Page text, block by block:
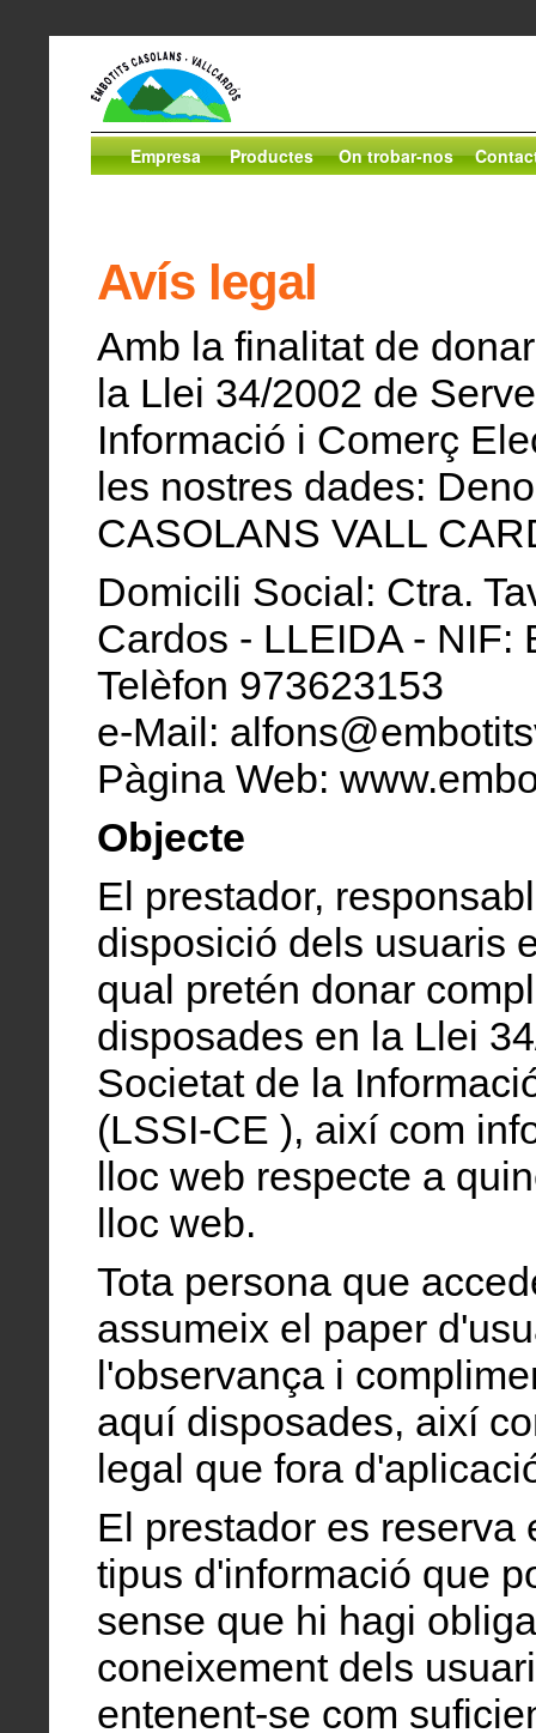
Empresa Productes On trobar-nos
Avís legal
Amb la finalitat de
la Llei 34/2002 de
Informació i Comerç
les nostres dades:
CASOLANS VALL
Domicili Social: Ctra.
Cardos - LLEIDA - NIF:
Telèfon 973623153
e-Mail:
Pàgina Web:
Objecte
El prestador,
disposició dels usuaris
qual pretén donar
disposades en la Llei
Societat de la
(LSSI-CE ), així com
lloc web respecte a
lloc web.
Tota persona que
assumeix el paper
l'observança i
aquí disposades, així
legal que fora
El prestador es reserva
tipus d'informació que
sense que hi hagi
coneixement dels
entenent-se com